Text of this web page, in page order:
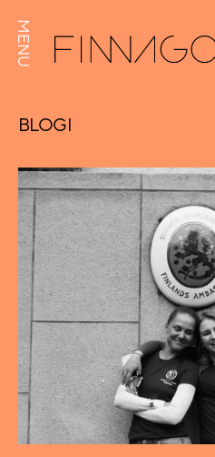
MENU
BLOGI